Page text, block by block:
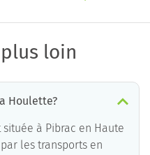
loin
Houlette?
à Pibrac en Haute
les transports en